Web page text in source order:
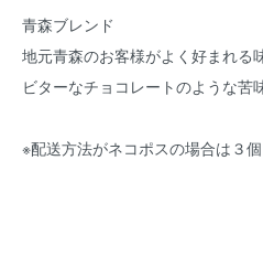
青森ブレンド
地元青森のお客様がよく好まれる
ビターなチョコレートのような苦
※配送方法がネコポスの場合は３個